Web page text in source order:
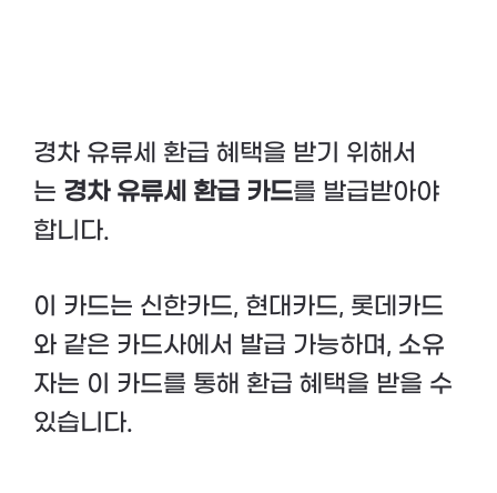
경차 유류세 환급 혜택을 받기 위해서
는 경차 유류세 환급 카드를 발급받아야
합니다.
이 카드는 신한카드, 현대카드, 롯데카드
와 같은 카드사에서 발급 가능하며, 소유
자는 이 카드를 통해 환급 혜택을 받을 수
있습니다.